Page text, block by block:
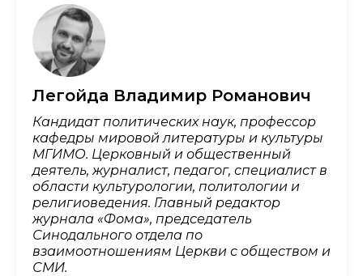
Легойда Владимир Романович
Кандидат политических наук, профессор
кафедры мировой литературы и культуры
МГИМО. Церковный и общественный
деятель, журналист, педагог, специалист в
области культурологии, политологии и
религиоведения. Главный редактор
журнала «Фома», председатель
Синодального отдела по
взаимоотношениям Церкви с обществом и
СМИ.